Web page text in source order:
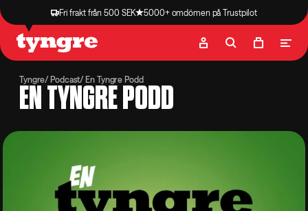
Fri frakt från 500 SEK 5000+ omdömen på Trustpilot
Butik Recept
Tyngre Podcast En Tyngre Podd
EN TYNGRE PODD